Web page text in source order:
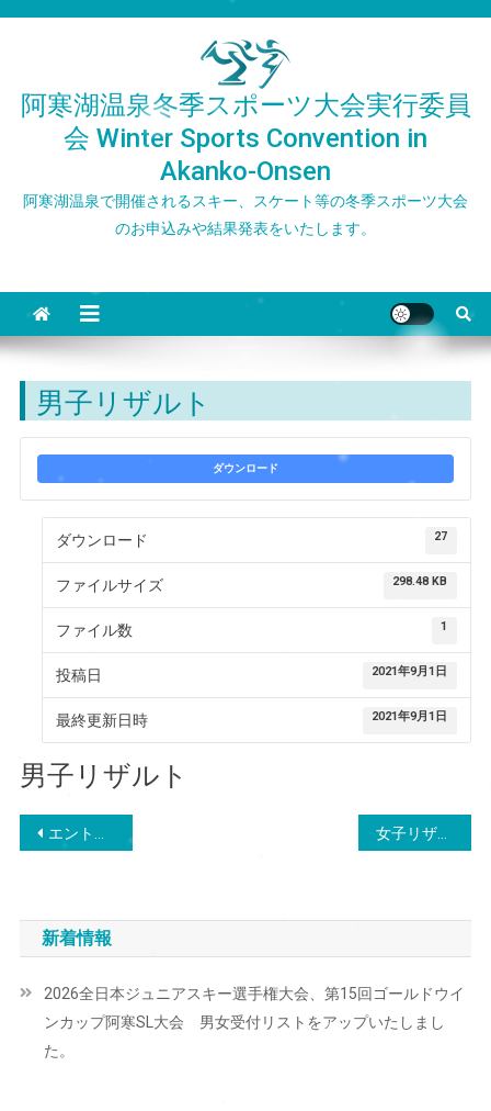
阿寒湖温泉冬季スポーツ大会実行委員
会 Winter Sports Convention in
Akanko-Onsen
阿寒湖温泉で開催されるスキー、スケート等の冬季スポーツ大会
のお申込みや結果発表をいたします。
男子リザルト
ダウンロード
ダウンロード 27
ファイルサイズ 298.48 KB
ファイル数 1
投稿日 2021年9月1日
最終更新日時 2021年9月1日
男子リザルト
投
ナ
ビ
ゲ
ー
エントリーフォーム
新着情報
2026全日本ジュニアスキー選手権大会、第15回ゴールドウイ
ンカップ阿寒SL大会 男女受付リストをアップいたしまし
た。